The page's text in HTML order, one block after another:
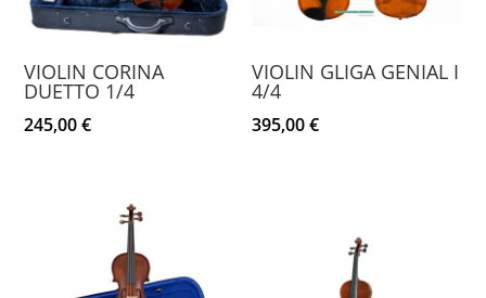
VIOLIN CORINA
DUETTO 1/4
245,00€
VIOLIN GLIGA GENIAL I
4/4
395,00€